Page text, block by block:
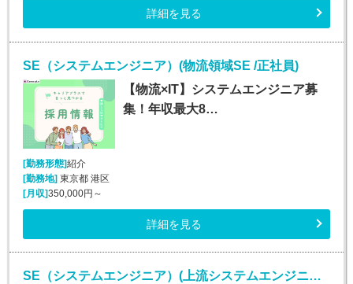
詳細を見る
SE（システムエンジニア）(物流領域SE /正社員)
【物流×IT】システムエンジニア募
集！年収最大8…
[勤務形態]紹介
[勤務地]東京都 港区
[月収]350,000円～
詳細を見る
SE（システムエンジニア）(上流システムエンジニア/Java経験者/正社員)